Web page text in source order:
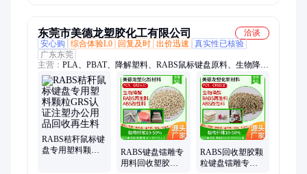
东莞市美德龙塑胶化工有限公司
洽谈
安心购
综合体验L0 回复及时 出价迅速
真实性已核验
广东东莞
主营： PLA、PBAT、降解塑料、RABS鼠标键盘原料、生物降解
塑料、全降解塑料、PLA塑料、PBAT塑料、PP降解材料、ABS
降解材料、PET降解材料、PP秸秆料、ABS秸秆料、PP改性料、
ABS改性料、可降解塑料、植物纤维改性PP、植物纤维改性
ABS、植物纤维改性PET、钛白粉
RABS秸秆鼠标键
盘专用塑料颗粒
RABS键盘镭雕专
用料回收塑胶颗
RABS回收塑胶颗
粒键盘镭雕专用